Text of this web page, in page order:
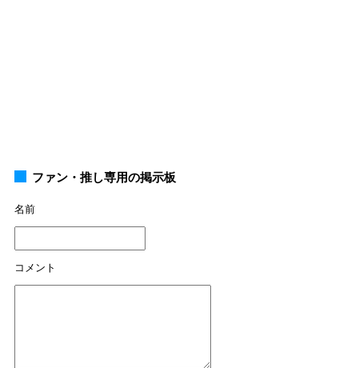
ファン・推し専用の掲示板
名前
コメント